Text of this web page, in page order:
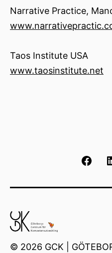
Narrative Practice,
Taos Institute USA
www.taosinstitute.net
© 2026 GCK |